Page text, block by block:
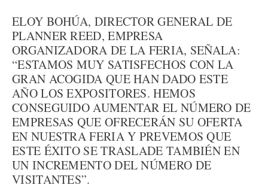
ELOY BOHÚA, DIRECTOR GENERAL DE
PLANNER REED, EMPRESA
ORGANIZADORA DE LA FERIA, SEÑALA:
“ESTAMOS MUY SATISFECHOS CON LA
GRAN ACOGIDA QUE HAN DADO ESTE
AÑO LOS EXPOSITORES. HEMOS
CONSEGUIDO AUMENTAR EL NÚMERO DE
EMPRESAS QUE OFRECERÁN SU OFERTA
EN NUESTRA FERIA Y PREVEMOS QUE
ESTE ÉXITO SE TRASLADE TAMBIÉN EN
UN INCREMENTO DEL NÚMERO DE
VISITANTES”.